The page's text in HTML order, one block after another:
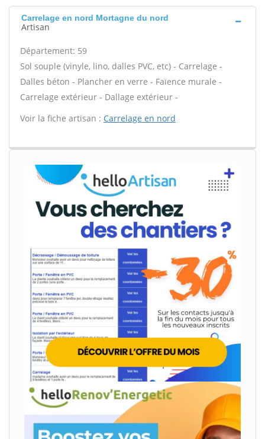
Carrelage en nord Mortagne du nord
Artisan
Département: 59
Sol souple (vinyle, lino, dalles PVC, etc) - Carrelage -
Dalles béton - Plancher en verre - Faïence murale -
Carrelage extérieur - Dallage extérieur -
Voir la fiche artisan : Carrelage en nord